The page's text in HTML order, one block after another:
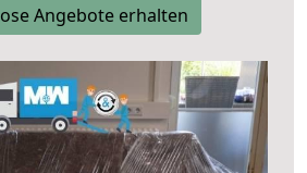
Angebote erhalten